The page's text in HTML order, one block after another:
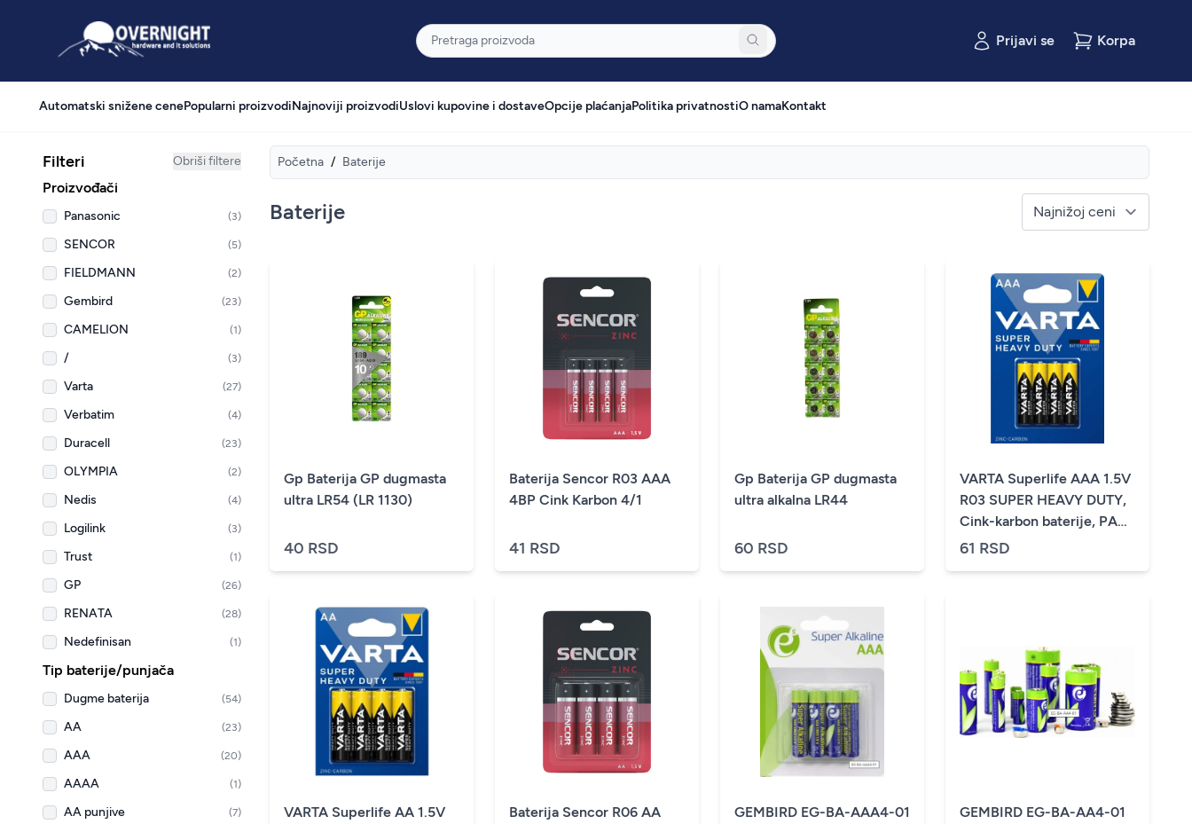
Overnight Pretraga
Prijavi se Korpa
Automatski snižene cenePopularni proizvodiNajnoviji proizvodiUslovi kupovine i dostaveOpcije plaćanjaPolitika privatnostiO namaKontakt
Filteri Obriši filtere
Proizvođači
Panasonic (3)
SENCOR (5)
FIELDMANN (2)
Gembird (23)
CAMELION (1)
/ (3)
Varta (27)
Verbatim (4)
Duracell (23)
OLYMPIA (2)
Nedis (4)
Logilink (3)
Trust (1)
GP (26)
RENATA (28)
Nedefinisan (1)
Tip baterije/punjača
Dugme baterija (54)
AA (23)
AAA (20)
AAAA (1)
AA punjive (7)
Početna / Baterije
Baterije
Gp Baterija GP dugmasta
ultra LR54 (LR 1130)
40 RSD
Baterija Sencor R03 AAA
4BP Cink Karbon 4/1
41 RSD
Gp Baterija GP dugmasta
ultra alkalna LR44
60 RSD
VARTA Superlife AAA 1.5V
R03 SUPER HEAVY DUTY,
Cink-karbon baterije, PAK4
(cena po kom.)
61 RSD
VARTA Superlife AA 1.5V
Baterija Sencor R06 AA
GEMBIRD EG-BA-AAA4-01
GEMBIRD EG-BA-AA4-01